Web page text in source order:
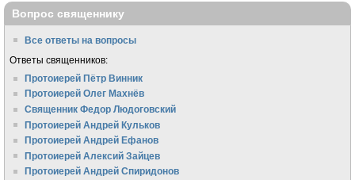
Вопрос священнику
Все ответы на вопросы
Ответы священников:
Протоиерей Пётр Винник
Протоиерей Олег Махнёв
Священник Федор Людоговский
Протоиерей Андрей Кульков
Протоиерей Андрей Ефанов
Протоиерей Алексий Зайцев
Протоиерей Андрей Спиридонов